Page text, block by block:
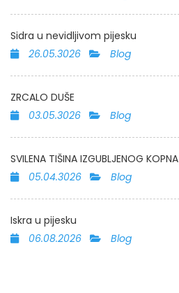
Sidra u nevidljivom pijesku
26.05.3026
Blog
ZRCALO DUŠE
03.05.3026
Blog
SVILENA TIŠINA IZGUBLJENOG KOPNA
05.04.3026
Blog
Iskra u pijesku
06.08.2026
Blog